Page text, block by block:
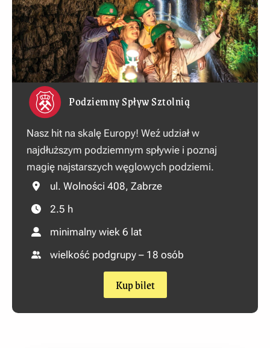
Podziemny Spływ Sztolnią
Nasz hit na skalę Europy! Weź udział w
najdłuższym podziemnym spływie i poznaj
magię najstarszych węglowych podziemi.
ul. Wolności 408, Zabrze
2.5 h
minimalny wiek 6 lat
wielkość podgrupy – 18 osób
Kup bilet